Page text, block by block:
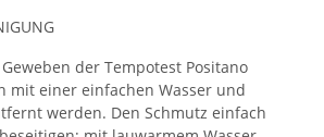
der Tempotest Positano
mit einer einfachen Wasser und
werden. Den Schmutz einfach